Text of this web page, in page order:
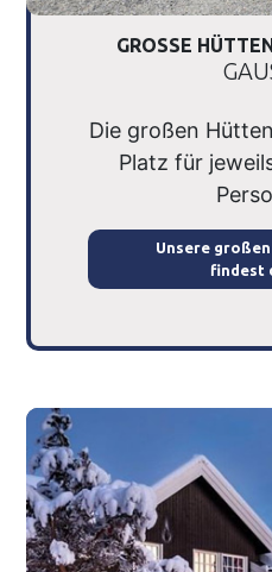
GROSSE
Die großen
Platz für
Unsere
findest